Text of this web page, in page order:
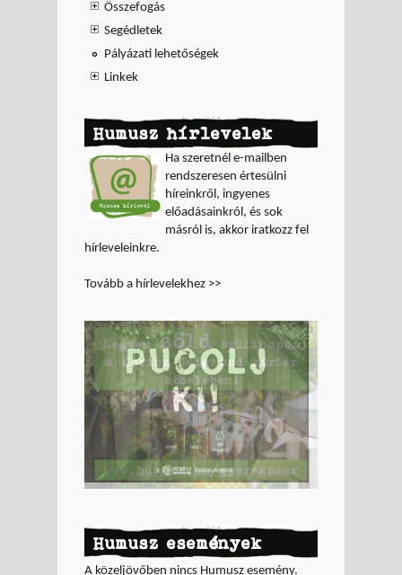
Összefogás
Segédletek
Pályázati lehetőségek
Linkek
Humusz hírlevelek
Ha szeretnél e-mailben
rendszeresen értesülni
híreinkről, ingyenes
előadásainkról, és sok
másról is, akkor iratkozz fel
hírleveleinkre.
Tovább a hírlevelekhez >>
Humusz események
A közeljövőben nincs Humusz esemény.